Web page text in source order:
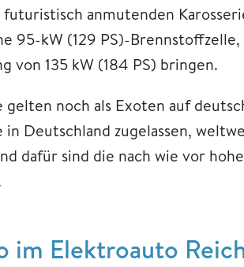
anmutenden
95-kW (129 PS)-Brennstoffzelle,
von 135 kW (184 PS) bringen.
gelten noch als Exoten auf
in Deutschland zugelassen,
dafür sind die nach wie vor
im Elektroauto